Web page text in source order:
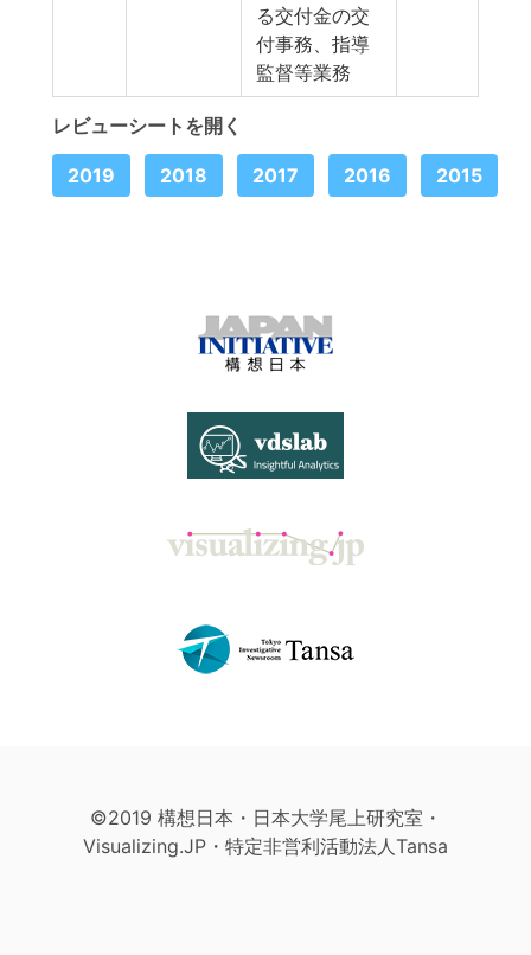
る交付金の交
付事務、指導
監督等業務
レビューシートを開く
2019 2018 2017 2016 2015
©2019 構想日本・日本大学尾上研究室・
Visualizing.JP・特定非営利活動法人Tansa